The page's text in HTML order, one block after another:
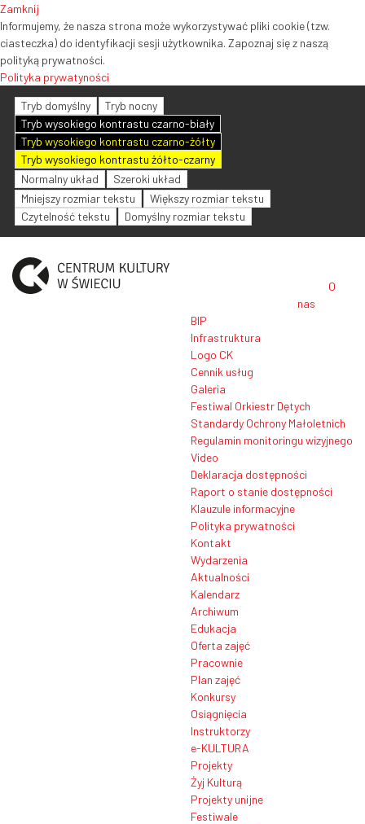
Zamknij
Informujemy, że nasza strona może wykorzystywać pliki cookie (tzw.
ciasteczka) do identyfikacji sesji użytkownika. Zapoznaj się z naszą
polityką prywatności.
Polityka prywatyności
Tryb domyślny
Tryb nocny
Tryb wysokiego kontrastu czarno-biały
Tryb wysokiego kontrastu czarno-żółty
Tryb wysokiego kontrastu żółto-czarny
Normalny układ
Szeroki układ
Mniejszy rozmiar tekstu
Większy rozmiar tekstu
Czytelność tekstu
Domyślny rozmiar tekstu
O
nas
BIP
Infrastruktura
Logo CK
Cennik usług
Galeria
Festiwal Orkiestr Dętych
Standardy Ochrony Małoletnich
Regulamin monitoringu wizyjnego
Video
Deklaracja dostępności
Raport o stanie dostępności
Klauzule informacyjne
Polityka prywatności
Kontakt
Wydarzenia
Aktualności
Kalendarz
Archiwum
Edukacja
Oferta zajęć
Pracownie
Plan zajęć
Konkursy
Osiągnięcia
Instruktorzy
e-KULTURA
Projekty
Żyj Kulturą
Projekty unijne
Festiwale